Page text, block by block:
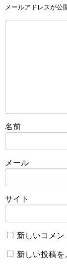
メールアドレスが公
名前
メール
サイト
新しいコメン
新しい投稿を